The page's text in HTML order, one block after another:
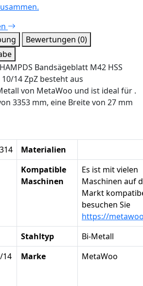
Bewertungen (0)
Bandsägeblatt M42 HSS
14 ZpZ besteht aus
von MetaWoo und ist ideal für .
3353 mm, eine Breite von 27 mm
Materialien
Kompatible
Maschinen
Es ist mit vielen
Maschinen auf
Markt
besuchen Sie
https://
Stahltyp
Bi-Metall
14 Marke MetaWoo